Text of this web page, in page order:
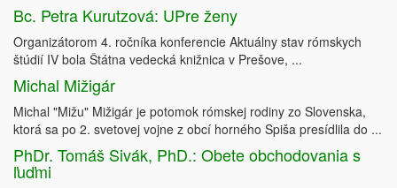
Bc. Petra Kurutzová: UPre ženy
Organizátorom 4. ročníka konferencie Aktuálny stav rómskych
štúdií IV bola Štátna vedecká knižnica v Prešove, ...
Michal Mižigár
Michal "Mižu" Mižigár je potomok rómskej rodiny zo Slovenska,
ktorá sa po 2. svetovej vojne z obcí horného Spiša presídlila do ...
PhDr. Tomáš Sivák, PhD.: Obete obchodovania s
ľuďmi